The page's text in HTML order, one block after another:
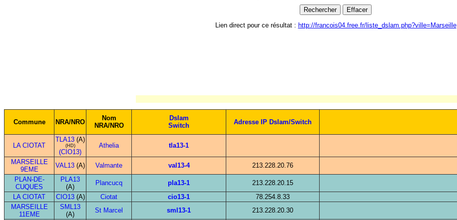
Lien direct pour ce résultat : http://francois04.free.fr/liste_dslam.php?ville=Marseille
Commune NRA/NRO
Nom
NRA/NRO
Dslam
Switch
Adresse IP Dslam/Switch
LA CIOTAT
TLA13 (A)
(HD)
(CIO13)
Athelia tla13-1
MARSEILLE
9EME
VAL13 (A) Valmante val13-4
213.228.20.76
PLAN-DE-
CUQUES
PLA13
(A)
Plancucq pla13-1 213.228.20.15
LA CIOTAT CIO13(A) Ciotat cio13-1 78.254.8.33
MARSEILLE
11EME
SML13
(A)
St Marcel sml13-1 213.228.20.30